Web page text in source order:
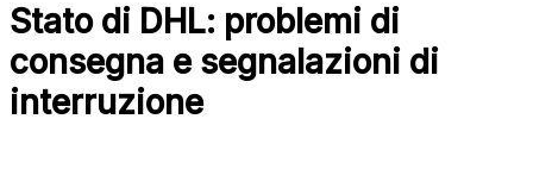
Stato di DHL: problemi di
consegna e segnalazioni di
interruzione